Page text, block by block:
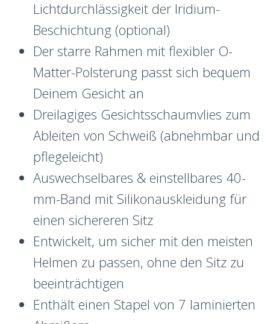
Lichtdurchlässigkeit der Iridium-
Beschichtung (optional)
Der starre Rahmen mit flexibler O-
Matter-Polsterung passt sich bequem
Deinem Gesicht an
Dreilagiges Gesichtsschaumvlies zum
Ableiten von Schweiß (abnehmbar und
pflegeleicht)
Auswechselbares & einstellbares 40-
mm-Band mit Silikonauskleidung für
einen sichereren Sitz
Entwickelt, um sicher mit den meisten
Helmen zu passen, ohne den Sitz zu
beeinträchtigen
Enthält einen Stapel von 7 laminierten